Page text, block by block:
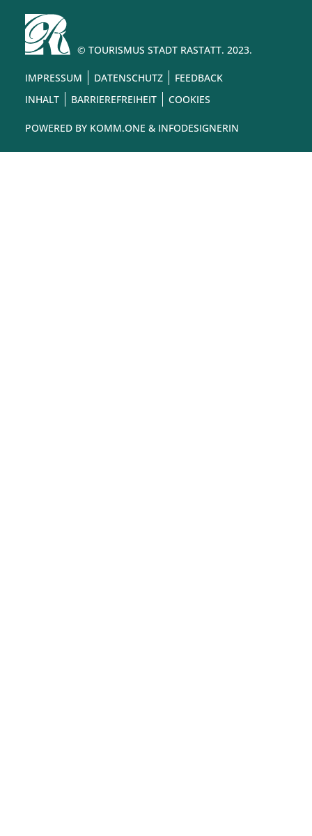
© TOURISMUS STADT RASTATT. 2023.
IMPRESSUM DATENSCHUTZ
FEEDBACK
INHALT
BARRIEREFREIHEIT COOKIES
POWERED BY KOMM.ONE & INFODESIGNERIN